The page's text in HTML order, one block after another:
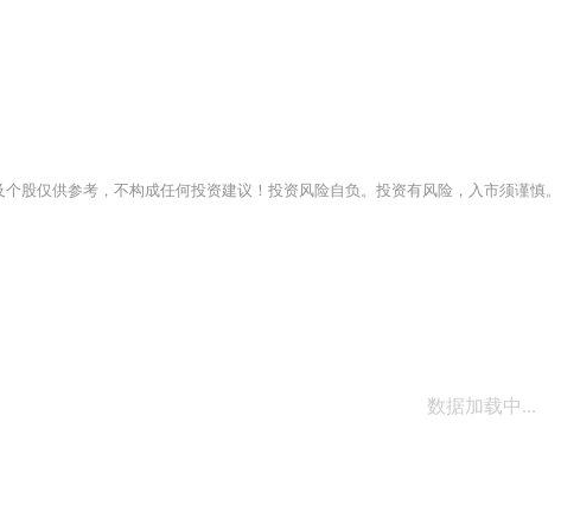
个股仅供参考，不构成任何投资建议！投资风险自负。投资有风险，入市须谨慎。
数据加载中...